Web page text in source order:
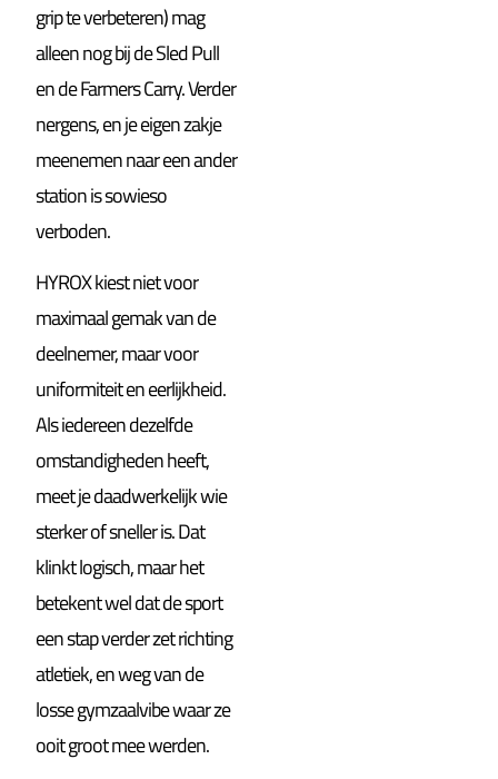
grip te verbeteren) mag
alleen nog bij de Sled Pull
en de Farmers Carry. Verder
nergens, en je eigen zakje
meenemen naar een ander
station is sowieso
verboden.
HYROX kiest niet voor
maximaal gemak van de
deelnemer, maar voor
uniformiteit en eerlijkheid.
Als iedereen dezelfde
omstandigheden heeft,
meet je daadwerkelijk wie
sterker of sneller is. Dat
klinkt logisch, maar het
betekent wel dat de sport
een stap verder zet richting
atletiek, en weg van de
losse gymzaalvibe waar ze
ooit groot mee werden.